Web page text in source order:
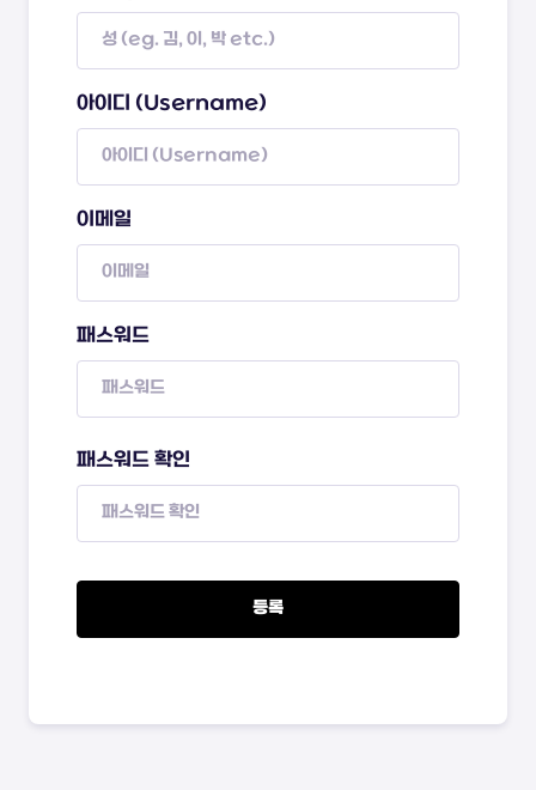
아이디 (Username)
이메일
패스워드
패스워드 확인
등록